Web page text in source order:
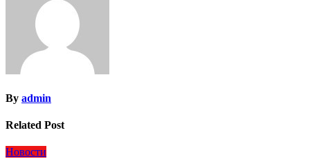
By admin
Related Post
Новости